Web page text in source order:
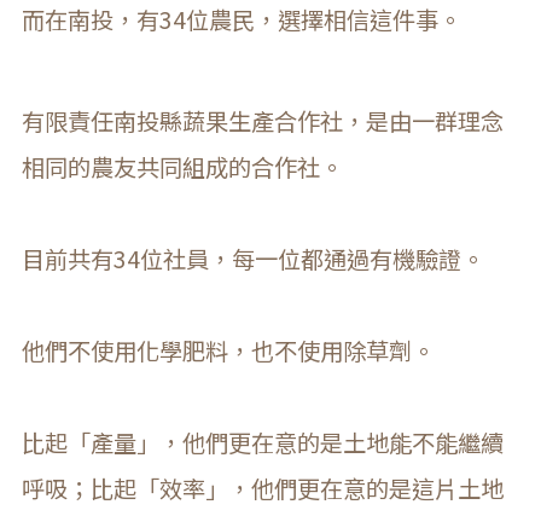
而在南投，有34位農民，選擇相信這件事。
有限責任南投縣蔬果生產合作社，是由一群理念
相同的農友共同組成的合作社。
目前共有34位社員，每一位都通過有機驗證。
他們不使用化學肥料，也不使用除草劑。
比起「產量」，他們更在意的是土地能不能繼續
呼吸；比起「效率」，他們更在意的是這片土地